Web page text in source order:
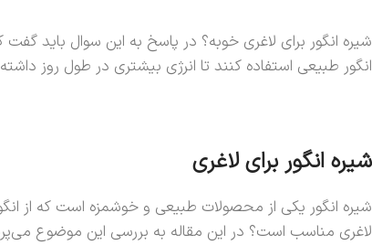
شیره انگور برای لاغری خوبه؟ در پاسخ به این سوال باید
انگور طبیعی استفاده کنند تا انرژی بیشتری در طول روز
شیره انگور برای لاغری
شیره انگور یکی از محصولات طبیعی و خوشمزه است که از
لاغری مناسب است؟ در این مقاله به بررسی این موضوع